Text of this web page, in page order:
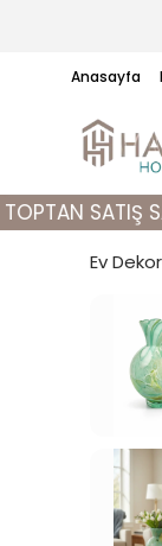
Anasayfa
SATIŞ
Ev